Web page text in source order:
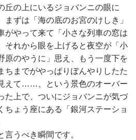
丘の上にいるジョバンニの眼に
まずは「海の底のお宮のけしき」
がやって来て「小さな列車の窓は
それから眼を上げると夜空が「小
原のやうに」思え、もう一度下を
ちまでがやっぱりぼんやりしたた
えて……、という景色のオーバー
た上で、ついにジョバンニが気づ
ちょう座にある「銀河ステーショ
うべき瞬間です。